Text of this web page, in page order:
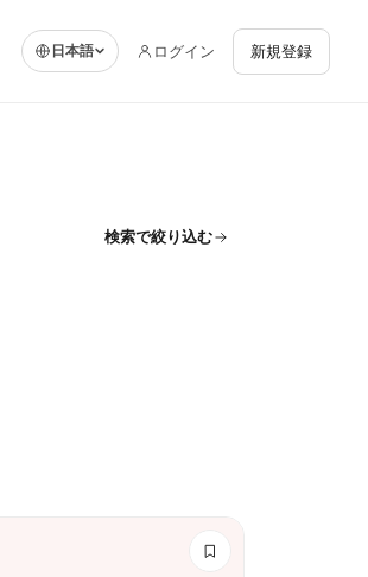
日本語 ログイン 新規登録
検索で絞り込む